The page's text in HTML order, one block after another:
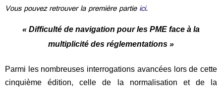
Vous pouvez retrouver la première partieici.
« Difficulté de navigation pour les PME face à la
multiplicité des réglementations »
Parmi les nombreuses interrogations avancées lors de cette
cinquième édition, celle de la normalisation et de la